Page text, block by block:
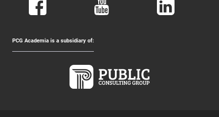
PCG Academia is a subsidiary of: